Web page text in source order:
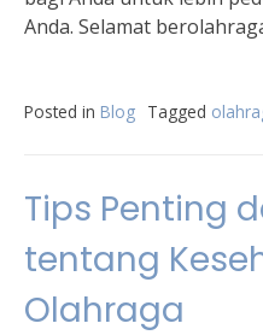
Anda. Selamat
Posted in Blog Tagged
Tips Penting
tentang
Olahraga